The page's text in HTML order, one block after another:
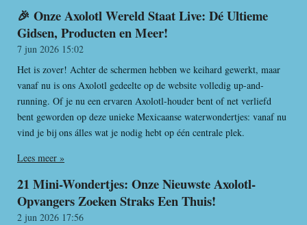
🎉 Onze Axolotl Wereld Staat Live: Dé Ultieme
Gidsen, Producten en Meer!
7 jun 2026 15:02
Het is zover! Achter de schermen hebben we keihard gewerkt, maar
vanaf nu is ons Axolotl gedeelte op de website volledig up-and-
running. Of je nu een ervaren Axolotl-houder bent of net verliefd
bent geworden op deze unieke Mexicaanse waterwondertjes: vanaf nu
vind je bij ons álles wat je nodig hebt op één centrale plek.
Lees meer »
21 Mini-Wondertjes: Onze Nieuwste Axolotl-
Opvangers Zoeken Straks Een Thuis!
2 jun 2026 17:56